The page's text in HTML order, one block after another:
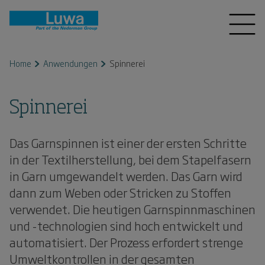
Home Anwendungen Spinnerei
Spinnerei
Das Garnspinnen ist einer der ersten Schritte
in der Textilherstellung, bei dem Stapelfasern
in Garn umgewandelt werden. Das Garn wird
dann zum Weben oder Stricken zu Stoffen
verwendet. Die heutigen Garnspinnmaschinen
und -technologien sind hoch entwickelt und
automatisiert. Der Prozess erfordert strenge
Umweltkontrollen in der gesamten